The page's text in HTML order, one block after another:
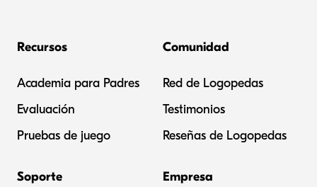
Recursos
Academia para Padres
Evaluación
Pruebas de juego
Comunidad
Red de Logopedas
Testimonios
Reseñas de Logopedas
Soporte Empresa